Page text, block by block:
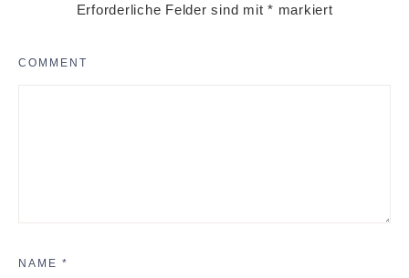
Erforderliche Felder sind mit * markiert
COMMENT
NAME *